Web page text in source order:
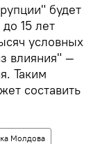
будет
15 лет
условных
влияния" —
Таким
составить
Молдова